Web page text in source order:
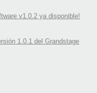
v1.0.2 ya disponible!
1.0.1 del Grandstage